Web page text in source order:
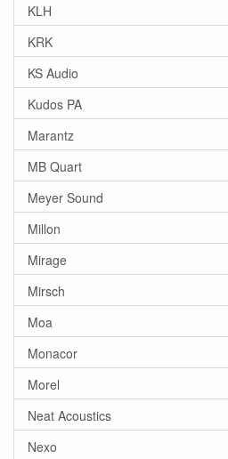
KLH
KRK
KS Audio
Kudos PA
Marantz
MB Quart
Meyer Sound
Millon
Mirage
Mirsch
Moa
Monacor
Morel
Neat Acoustics
Nexo